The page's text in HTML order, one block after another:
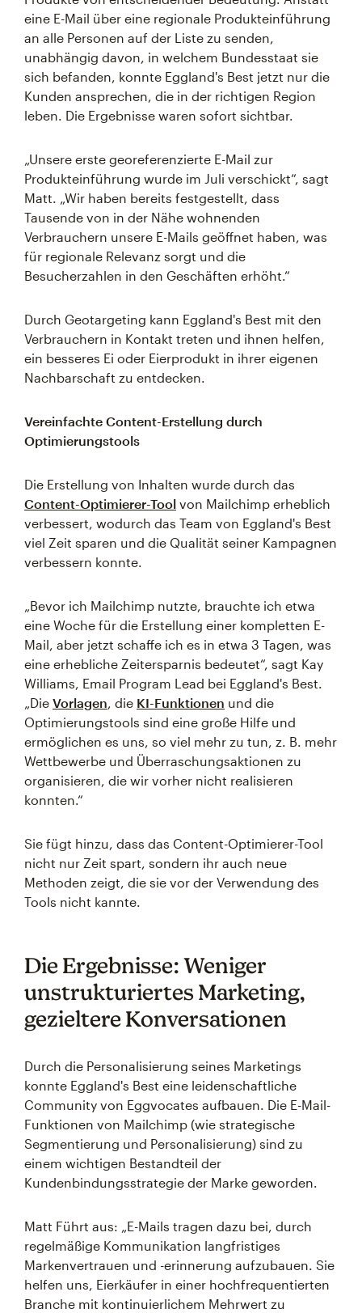
eine E-Mail über eine regionale Produkteinführung
an alle Personen auf der Liste zu senden,
unabhängig davon, in welchem Bundesstaat sie
sich befanden, konnte Eggland's Best jetzt nur die
Kunden ansprechen, die in der richtigen Region
leben. Die Ergebnisse waren sofort sichtbar.
„Unsere erste georeferenzierte E-Mail zur
Produkteinführung wurde im Juli verschickt“, sagt
Matt. „Wir haben bereits festgestellt, dass
Tausende von in der Nähe wohnenden
Verbrauchern unsere E-Mails geöffnet haben, was
für regionale Relevanz sorgt und die
Besucherzahlen in den Geschäften erhöht.“
Durch Geotargeting kann Eggland's Best mit den
Verbrauchern in Kontakt treten und ihnen helfen,
ein besseres Ei oder Eierprodukt in ihrer eigenen
Nachbarschaft zu entdecken.
Vereinfachte Content-Erstellung durch
Optimierungstools
Die Erstellung von Inhalten wurde durch das
Content-Optimierer-Tool von Mailchimp erheblich
verbessert, wodurch das Team von Eggland's Best
viel Zeit sparen und die Qualität seiner Kampagnen
verbessern konnte.
„Bevor ich Mailchimp nutzte, brauchte ich etwa
eine Woche für die Erstellung einer kompletten E-
Mail, aber jetzt schaffe ich es in etwa 3 Tagen, was
eine erhebliche Zeitersparnis bedeutet“, sagt Kay
Williams, Email Program Lead bei Eggland's Best.
„Die Vorlagen, die KI-Funktionen und die
Optimierungstools sind eine große Hilfe und
ermöglichen es uns, so viel mehr zu tun, z. B. mehr
Wettbewerbe und Überraschungsaktionen zu
organisieren, die wir vorher nicht realisieren
konnten.“
Sie fügt hinzu, dass das Content-Optimierer-Tool
nicht nur Zeit spart, sondern ihr auch neue
Methoden zeigt, die sie vor der Verwendung des
Tools nicht kannte.
Die Ergebnisse: Weniger
unstrukturiertes Marketing,
gezieltere Konversationen
Durch die Personalisierung seines Marketings
konnte Eggland's Best eine leidenschaftliche
Community von Eggvocates aufbauen. Die E-Mail-
Funktionen von Mailchimp (wie strategische
Segmentierung und Personalisierung) sind zu
einem wichtigen Bestandteil der
Kundenbindungsstrategie der Marke geworden.
Matt Führt aus: „E-Mails tragen dazu bei, durch
regelmäßige Kommunikation langfristiges
Markenvertrauen und -erinnerung aufzubauen. Sie
helfen uns, Eierkäufer in einer hochfrequentierten
Branche mit kontinuierlichem Mehrwert zu